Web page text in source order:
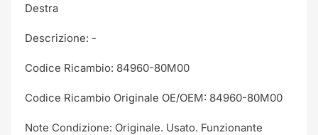
Destra
Descrizione: -
Codice Ricambio: 84960-80M00
Codice Ricambio Originale OE/OEM: 84960-80M00
Note Condizione: Originale. Usato. Funzionante